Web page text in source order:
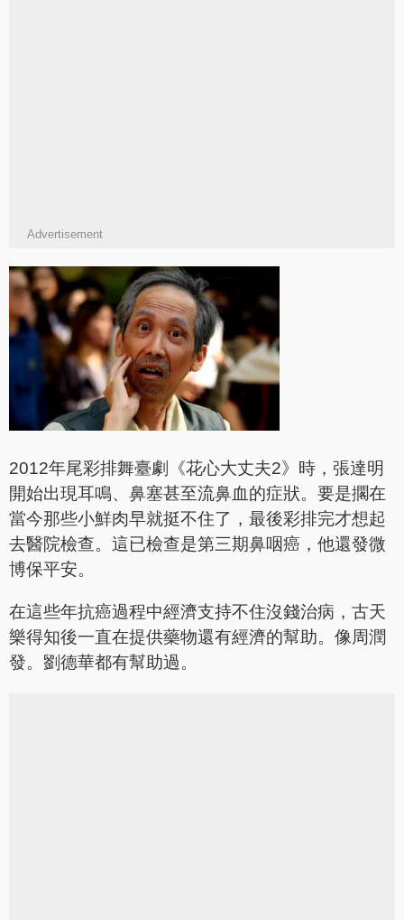
Advertisement
2012年尾彩排舞臺劇《花心大丈夫2》時，張達明
開始出現耳鳴、鼻塞甚至流鼻血的症狀。要是擱在
當今那些小鮮肉早就挺不住了，最後彩排完才想起
去醫院檢查。這已檢查是第三期鼻咽癌，他還發微
博保平安。
在這些年抗癌過程中經濟支持不住沒錢治病，古天
樂得知後一直在提供藥物還有經濟的幫助。像周潤
發。劉德華都有幫助過。